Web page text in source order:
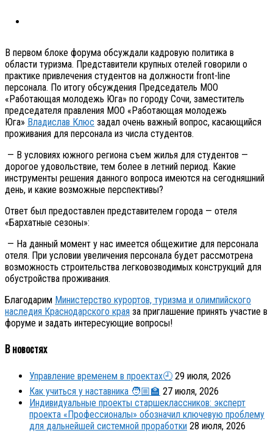
В первом блоке форума обсуждали кадровую политика в
области туризма. Представители крупных отелей говорили о
практике привлечения студентов на должности front-line
персонала. По итогу обсуждения Председатель МОО
«Работающая молодежь Юга» по городу Сочи, заместитель
председателя правления МОО «Работающая молодежь
Юга» Владислав Клюс задал очень важный вопрос, касающийся
проживания для персонала из числа студентов.
— В условиях южного региона съем жилья для студентов —
дорогое удовольствие, тем более в летний период. Какие
инструменты решения данного вопроса имеются на сегодняшний
день, и какие возможные перспективы?
Ответ был предоставлен представителем города — отеля
«Бархатные сезоны»:
— На данный момент у нас имеется общежитие для персонала
отеля. При условии увеличения персонала будет рассмотрена
возможность строительства легковозводимых конструкций для
обустройства проживания.
Благодарим Министерство курортов, туризма и олимпийского
наследия Краснодарского края за приглашение принять участие в
форуме и задать интересующие вопросы!
В новостях
Управление временем в проектах🕘 29 июля, 2026
Как учиться у наставника 🧑🏼‍🏫 27 июля, 2026
Индивидуальные проекты старшеклассников: эксперт
проекта «Профессионалы» обозначил ключевую проблему
для дальнейшей системной проработки 28 июля, 2026